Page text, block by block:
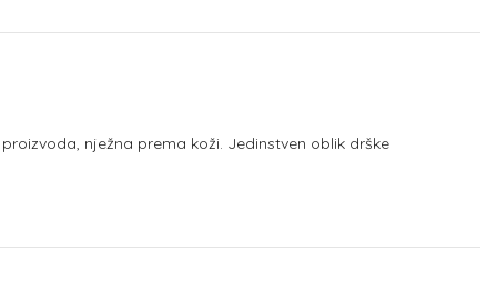
nježna prema koži. Jedinstven oblik drške